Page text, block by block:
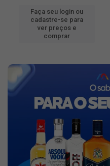
Faça seu login ou
cadastre-se para
ver preços e
comprar